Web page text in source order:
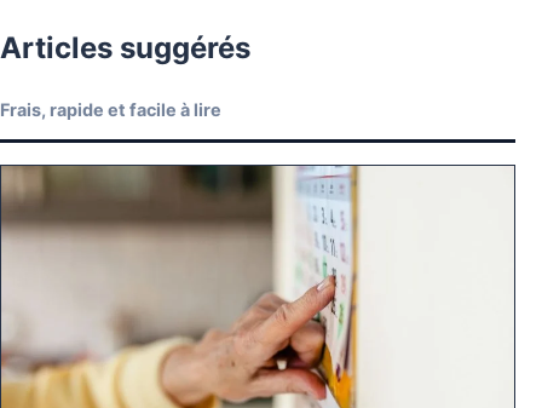
Articles suggérés
Frais, rapide et facile à lire